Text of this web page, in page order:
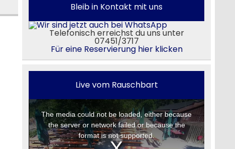
Bleib in Kontakt mit uns
Telefonisch erreichst du uns unter
07451/3717
Für eine Reservierung hier klicken
Live vom Rauschbart